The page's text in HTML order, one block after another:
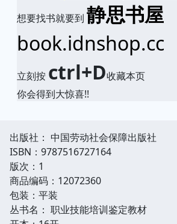
想要找书就要到 静思书屋
book.idnshop.cc
立刻按 ctrl+D收藏本页
你会得到大惊喜!!
出版社： 中国劳动社会保障出版社
ISBN：9787516727164
版次：1
商品编码：12072360
包装：平装
丛书名： 职业技能培训鉴定教材